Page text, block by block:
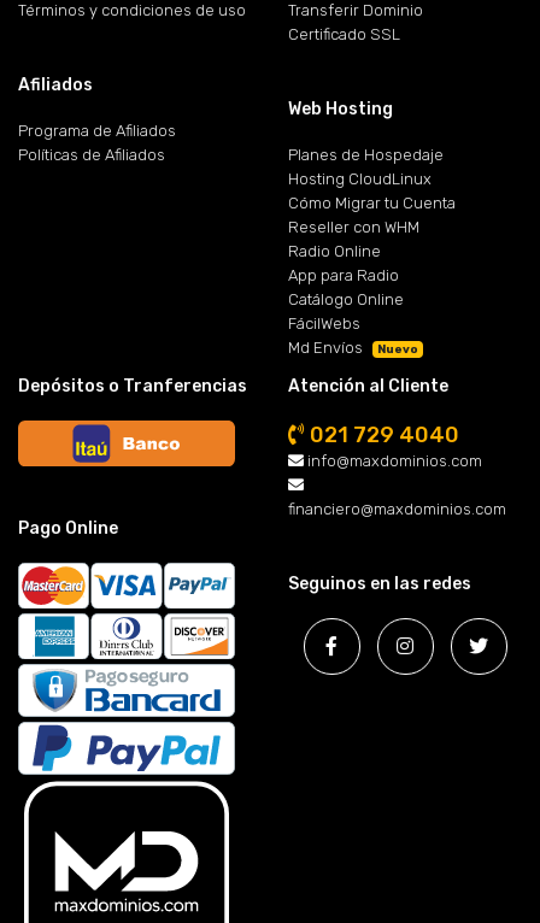
Términos y condiciones de uso
Afiliados
Programa de Afiliados
Políticas de Afiliados
Transferir Dominio
Certificado SSL
Web Hosting
Planes de Hospedaje
Hosting CloudLinux
Cómo Migrar tu Cuenta
Reseller con WHM
Radio Online
App para Radio
Catálogo Online
FácilWebs
Md Envíos
Nuevo
Depósitos o Tranferencias
Pago Online
Atención al Cliente
021 729 4040
info@maxdominios.com
financiero@maxdominios.com
Seguinos en las redes